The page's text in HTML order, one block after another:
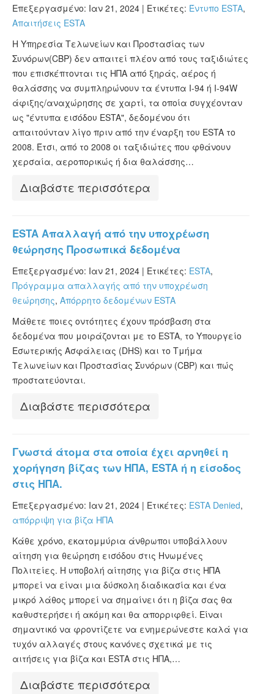
Επεξεργασμένο: Ιαν 21, 2024 | Ετικέτες: Έντυπο ESTA,
Απαιτήσεις ESTA
Η Υπηρεσία Τελωνείων και Προστασίας των
Συνόρων(CBP) δεν απαιτεί πλέον από τους ταξιδιώτες
που επισκέπτονται τις ΗΠΑ από ξηράς, αέρος ή
θαλάσσης να συμπληρώνουν τα έντυπα I-94 ή I-94W
άφιξης/αναχώρησης σε χαρτί, τα οποία συγχέονταν
ως "έντυπα εισόδου ESTA", δεδομένου ότι
απαιτούνταν λίγο πριν από την έναρξη του ESTA το
2008. Έτσι, από το 2008 οι ταξιδιώτες που φθάνουν
χερσαία, αεροπορικώς ή δια θαλάσσης…
Διαβάστε περισσότερα
ESTA Απαλλαγή από την υποχρέωση
θεώρησης Προσωπικά δεδομένα
Επεξεργασμένο: Ιαν 21, 2024 | Ετικέτες: ESTA,
Πρόγραμμα απαλλαγής από την υποχρέωση
θεώρησης, Απόρρητο δεδομένων ESTA
Μάθετε ποιες οντότητες έχουν πρόσβαση στα
δεδομένα που μοιράζονται με το ESTA, το Υπουργείο
Εσωτερικής Ασφάλειας (DHS) και το Τμήμα
Τελωνείων και Προστασίας Συνόρων (CBP) και πώς
προστατεύονται.
Διαβάστε περισσότερα
Γνωστά άτομα στα οποία έχει αρνηθεί η
χορήγηση βίζας των ΗΠΑ, ESTA ή η είσοδος
στις ΗΠΑ.
Επεξεργασμένο: Ιαν 21, 2024 | Ετικέτες: ESTA Denied,
απόρριψη για βίζα ΗΠΑ
Κάθε χρόνο, εκατομμύρια άνθρωποι υποβάλλουν
αίτηση για θεώρηση εισόδου στις Ηνωμένες
Πολιτείες. Η υποβολή αίτησης για βίζα στις ΗΠΑ
μπορεί να είναι μια δύσκολη διαδικασία και ένα
μικρό λάθος μπορεί να σημαίνει ότι η βίζα σας θα
καθυστερήσει ή ακόμη και θα απορριφθεί. Είναι
σημαντικό να φροντίζετε να ενημερώνεστε καλά για
τυχόν αλλαγές στους κανόνες σχετικά με τις
αιτήσεις για βίζα και ESTA στις ΗΠΑ,…
Διαβάστε περισσότερα